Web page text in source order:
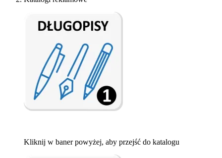
Kliknij w baner powyżej, aby przejść do katalogu